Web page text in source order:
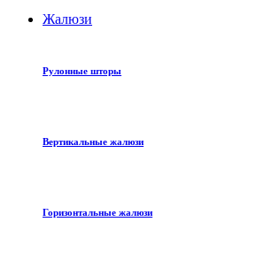
Жалюзи
Рулонные шторы
Вертикальные жалюзи
Горизонтальные жалюзи